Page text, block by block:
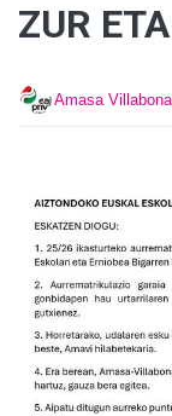
ZUR
Amasa